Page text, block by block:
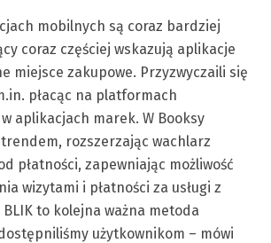
mobilnych są coraz bardziej
coraz częściej wskazują aplikacje
miejsce zakupowe. Przyzwyczaili się
płacąc na platformach
aplikacjach marek. W Booksy
rozszerzając wachlarz
płatności, zapewniając możliwość
wizytami i płatności za usługi z
to kolejna ważna metoda
użytkownikom – mówi